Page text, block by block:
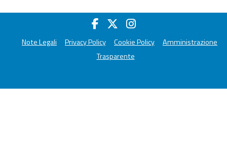
Note Legali Privacy Policy Cookie Policy
Amministrazione
Trasparente